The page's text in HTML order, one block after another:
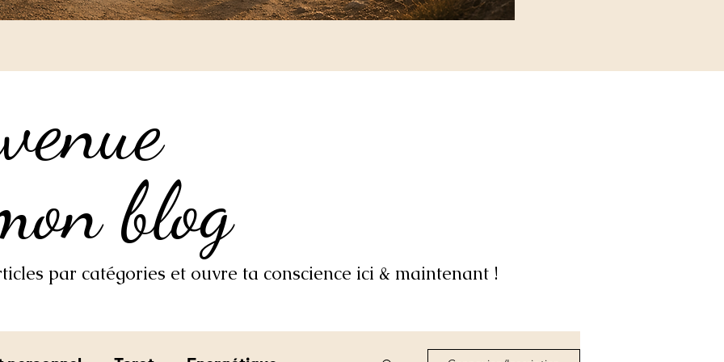
blog
blog
par catégories et ouvre ta conscience ici & maintenant !